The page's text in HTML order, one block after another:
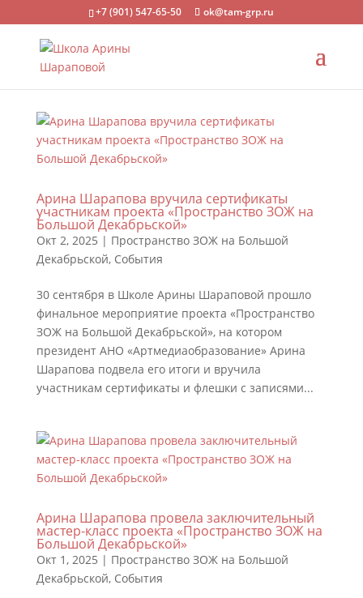
+7 (901) 547-65-50 ok@tam-grp.ru
Арина Шарапова вручила сертификаты
участникам проекта «Пространство ЗОЖ на
Большой Декабрьской»
Окт 2, 2025 | Пространство ЗОЖ на Большой
Декабрьской, События
30 сентября в Школе Арины Шараповой прошло
финальное мероприятие проекта «Пространство
ЗОЖ на Большой Декабрьской», на котором
президент АНО «Артмедиаобразование» Арина
Шарапова подвела его итоги и вручила
участникам сертификаты и флешки с записями...
Арина Шарапова провела заключительный
мастер-класс проекта «Пространство ЗОЖ на
Большой Декабрьской»
Окт 1, 2025 | Пространство ЗОЖ на Большой
Декабрьской, События